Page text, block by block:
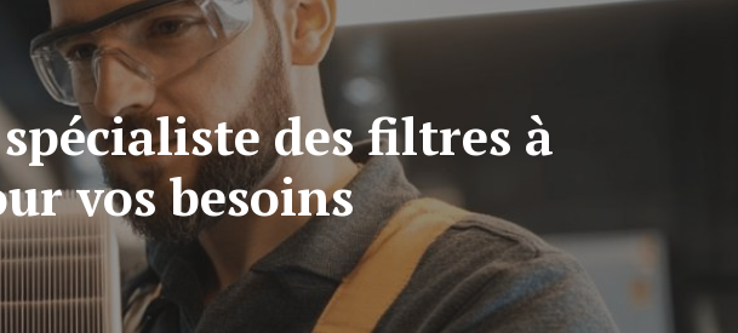
des filtres à
vos besoins